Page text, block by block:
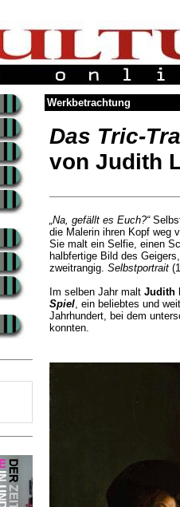
Werkbetrachtung
Das Tric-
von Judith
„Na, gefällt es Euch?“
die Malerin ihren Kopf weg
Sie malt ein Selfie, einen
halbfertige Bild des
zweitrangig. Selbstportrait
Im selben Jahr malt Judith
Spiel, ein beliebtes und
Jahrhundert, bei dem
konnten.